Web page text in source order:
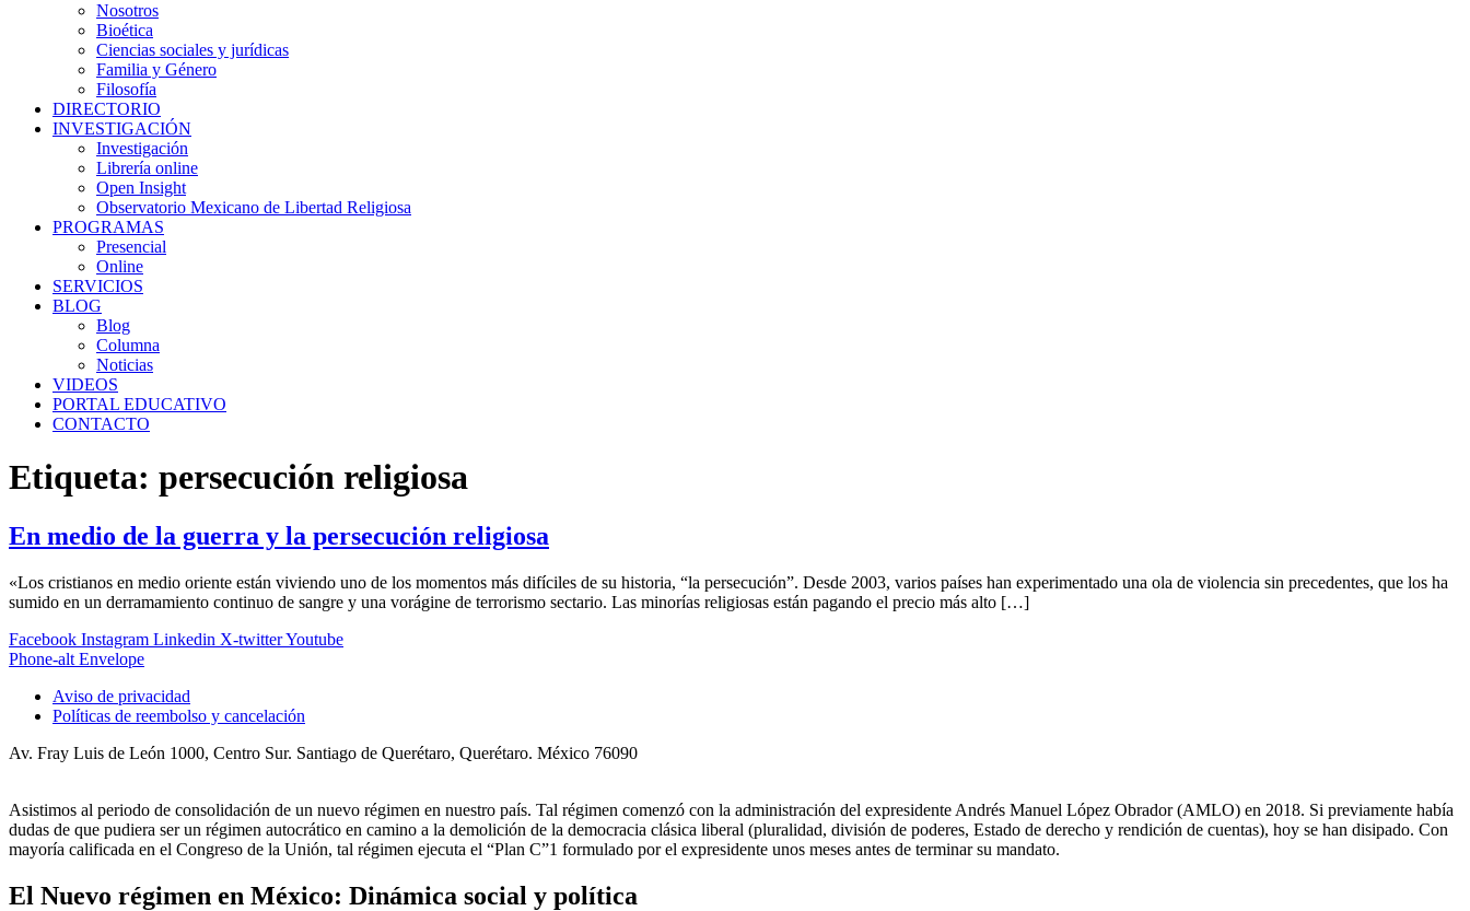
Nosotros
Bioética
Ciencias sociales y jurídicas
Familia y Género
Filosofía
DIRECTORIO
INVESTIGACIÓN
Investigación
Librería online
Open Insight
Observatorio Mexicano de Libertad Religiosa
PROGRAMAS
Presencial
Online
SERVICIOS
BLOG
Blog
Columna
Noticias
VIDEOS
PORTAL EDUCATIVO
CONTACTO
Etiqueta: persecución religiosa
En medio de la guerra y la persecución religiosa
«Los cristianos en medio oriente están viviendo uno de los momentos más difíciles de su historia, “la persecución”. Desde 2003, varios países han experimentado una ola de violencia sin precedentes, que los ha
sumido en un derramamiento continuo de sangre y una vorágine de terrorismo sectario. Las minorías religiosas están pagando el precio más alto […]
Facebook Instagram Linkedin X-twitterYoutube
Phone-alt Envelope
Aviso de privacidad
Políticas de reembolso y cancelación
Av. Fray Luis de León 1000, Centro Sur. Santiago de Querétaro, Querétaro. México 76090
Asistimos al periodo de consolidación de un nuevo régimen en nuestro país. Tal régimen comenzó con la administración del expresidente Andrés Manuel López Obrador (AMLO) en 2018. Si previamente había
dudas de que pudiera ser un régimen autocrático en camino a la demolición de la democracia clásica liberal (pluralidad, división de poderes, Estado de derecho y rendición de cuentas), hoy se han disipado. Con
mayoría calificada en el Congreso de la Unión, tal régimen ejecuta el “Plan C”1 formulado por el expresidente unos meses antes de terminar su mandato.
El Nuevo régimen en México: Dinámica social y política